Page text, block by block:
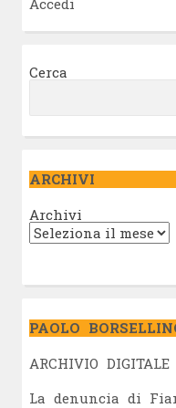
Cerca
ARCHIVI
Archivi
PAOLO
ARCHIVIO DIGITALE
La denuncia di